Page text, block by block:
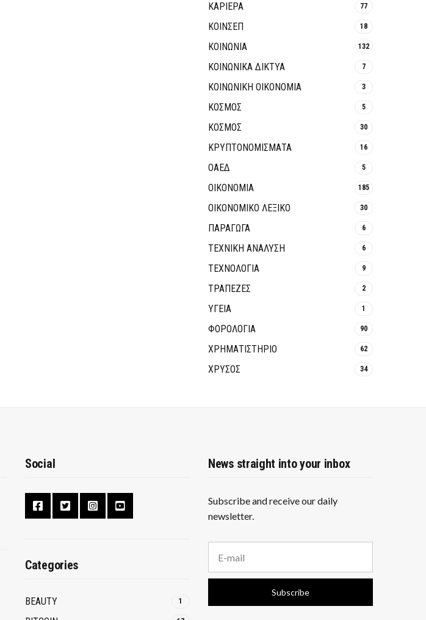
ΚΑΡΙΕΡΑ 77
ΚΟΙΝΣΕΠ 18
ΚΟΙΝΩΝΙΑ 132
ΚΟΙΝΩΝΙΚΆ ΔΊΚΤΥΑ 7
ΚΟΙΝΩΝΙΚΉ ΟΙΚΟΝΟΜΊΑ 3
ΚΟΣΜΟΣ 5
ΚΟΣΜΟΣ 30
ΚΡΥΠΤΟΝΟΜΊΣΜΑΤΑ 16
ΟΑΕΔ 5
ΟΙΚΟΝΟΜΙΑ 185
ΟΙΚΟΝΟΜΙΚΟ ΛΕΞΙΚΟ 30
ΠΑΡΑΓΩΓΑ 6
ΤΕΧΝΙΚΗ ΑΝΑΛΥΣΗ 6
ΤΕΧΝΟΛΟΓΙΑ 9
ΤΡΆΠΕΖΕΣ 2
ΥΓΕΙΑ 1
ΦΟΡΟΛΟΓΙΑ 90
ΧΡΗΜΑΤΙΣΤΗΡΙΟ 62
ΧΡΥΣΟΣ 34
Social
Categories
BEAUTY 1
News straight into your inbox
Subscribe and receive our daily
newsletter.
a
i
a
Subscribe